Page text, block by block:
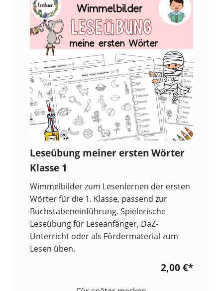
Leseübung meiner ersten Wörter
Klasse 1
Wimmelbilder zum Lesenlernen der ersten
Wörter für die 1. Klasse, passend zur
Buchstabeneinführung. Spielerische
Leseübung für Leseanfänger, DaZ-
Unterricht oder als Fördermaterial zum
Lesen üben.
2,00 €*